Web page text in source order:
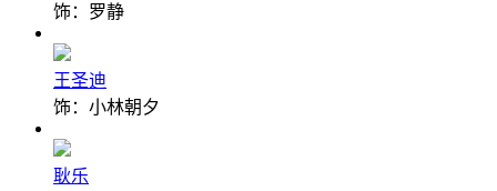
饰：罗静
王圣迪
饰：小林朝夕
耿乐